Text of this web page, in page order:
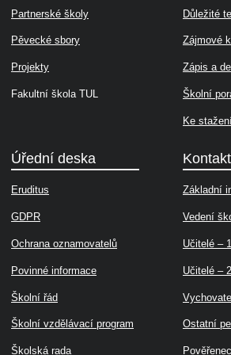
Partnerské školy
Pěvecké sbory
Projekty
Fakultní škola TUL
Důležité
Zájmové
Zápis a
Školní
Ke
Úřední deska
Eruditus
GDPR
Ochrana oznamovatelů
Povinné informace
Školní řád
Školní vzdělávací program
Školská rada
Základní
Vedení
Učitelé –
Učitelé –
Ostatní